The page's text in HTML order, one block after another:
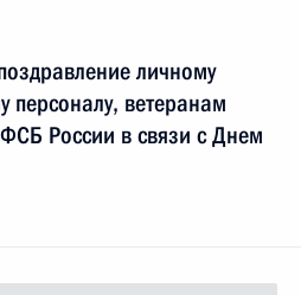
личному
персоналу, ветеранам
России в связи с Днем